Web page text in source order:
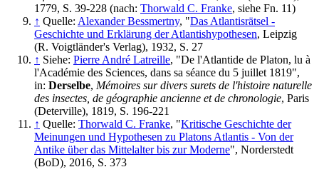
1779, S. 39-228 (nach: Thorwald C. Franke, siehe Fn. 11)
↑ Quelle: Alexander Bessmertny, "Das Atlantisrätsel -
Geschichte und Erklärung der Atlantishypothesen, Leipzig
(R. Voigtländer's Verlag), 1932, S. 27
↑ Siehe: Pierre André Latreille, "De l'Atlantide de Platon, lu à
l'Académie des Sciences, dans sa séance du 5 juillet 1819",
in: Derselbe, Mémoires sur divers surets de l'histoire naturelle
des insectes, de géographie ancienne et de chronologie, Paris
(Deterville), 1819, S. 196-221
↑ Quelle: Thorwald C. Franke, "Kritische Geschichte der
Meinungen und Hypothesen zu Platons Atlantis - Von der
Antike über das Mittelalter bis zur Moderne", Norderstedt
(BoD), 2016, S. 373